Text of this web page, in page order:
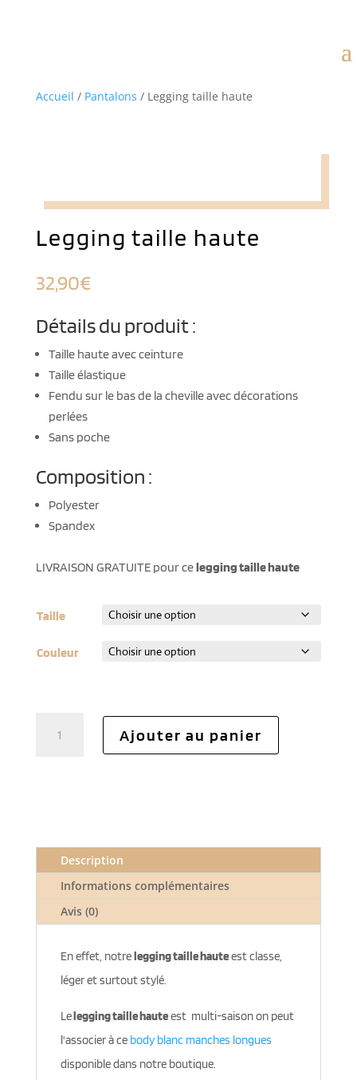
Accueil / Pantalons / Legging taille haute
Legging taille haute
32,90€
Détails du produit :
Taille haute avec ceinture
Taille élastique
Fendu sur le bas de la cheville avec décorations
perlées
Sans poche
Composition :
Polyester
Spandex
LIVRAISON GRATUITE pour celegging taille haute
Taille
Couleur
Ajouter au panier
Description
Informations complémentaires
Avis (0)
En effet, notrelegging taille hauteest classe,
léger et surtout stylé.
Lelegging taille hauteest multi-saison on peut
l'associer à ce body blanc manches longues
disponible dans notre boutique.